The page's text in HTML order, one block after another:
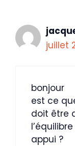
juillet
bonjour
est ce
doit être
appui ?